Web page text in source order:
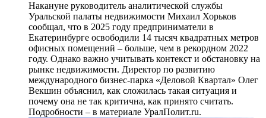
Накануне руководитель аналитической службы
Уральской палаты недвижимости Михаил Хорьков
сообщал, что в 2025 году предприниматели в
Екатеринбурге освободили 14 тысяч квадратных метров
офисных помещений – больше, чем в рекордном 2022
году. Однако важно учитывать контекст и обстановку на
рынке недвижимости. Директор по развитию
международного бизнес-парка «Деловой Квартал» Олег
Векшин объяснил, как сложилась такая ситуация и
почему она не так критична, как принято считать.
Подробности – в материале УралПолит.ru.